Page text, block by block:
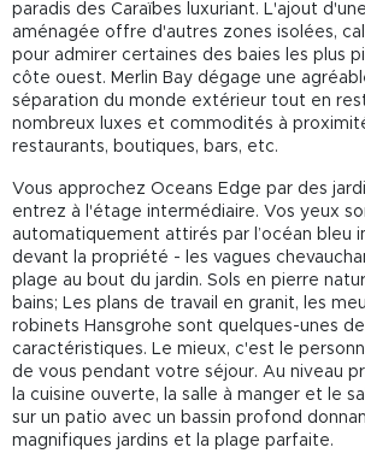
paradis des Caraïbes luxuriant. L'ajout
aménagée offre d'autres zones isolées,
pour admirer certaines des baies les plus
côte ouest. Merlin Bay dégage une
séparation du monde extérieur tout en
nombreux luxes et commodités à
restaurants, boutiques, bars, etc.
Vous approchez Oceans Edge par des
entrez à l'étage intermédiaire. Vos yeux
automatiquement attirés par l’océan bleu
devant la propriété - les vagues
plage au bout du jardin. Sols en pierre
bains; Les plans de travail en granit, les
robinets Hansgrohe sont quelques-unes
caractéristiques. Le mieux, c'est le
de vous pendant votre séjour. Au niveau
la cuisine ouverte, la salle à manger et le
sur un patio avec un bassin profond
magnifiques jardins et la plage parfaite.